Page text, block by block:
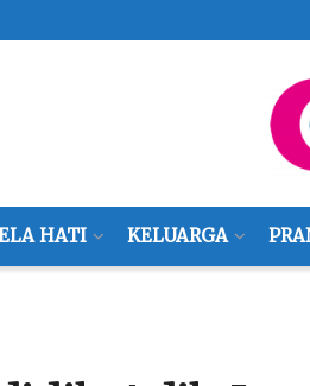
HATI KELUARGA